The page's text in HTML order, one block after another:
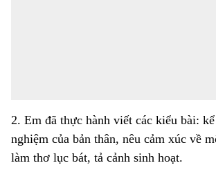
2. Em đã thực hành viết các kiểu bài:
nghiệm của bản thân, nêu cảm xúc về
làm thơ lục bát, tả cảnh sinh hoạt.